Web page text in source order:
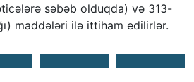
səbəb olduqda) və 313-
maddələri ilə ittiham edilirlər.